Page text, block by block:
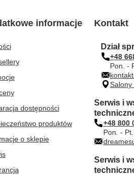
informacje
dostępności
produktów
o sklepie
Kontakt
Dział
+48
Pon. -
Salony
Serwis i
+48 800
Pon. -
Serwis i